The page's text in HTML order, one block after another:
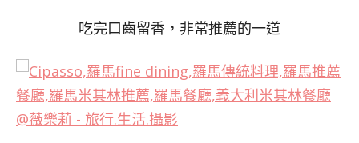
吃完口齒留香，非常推薦的一道